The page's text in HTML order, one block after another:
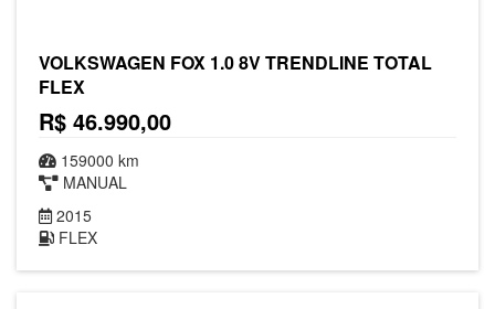
VOLKSWAGEN FOX 1.0 8V TRENDLINE TOTAL
FLEX
R$ 46.990,00
159000 km
MANUAL
2015
FLEX